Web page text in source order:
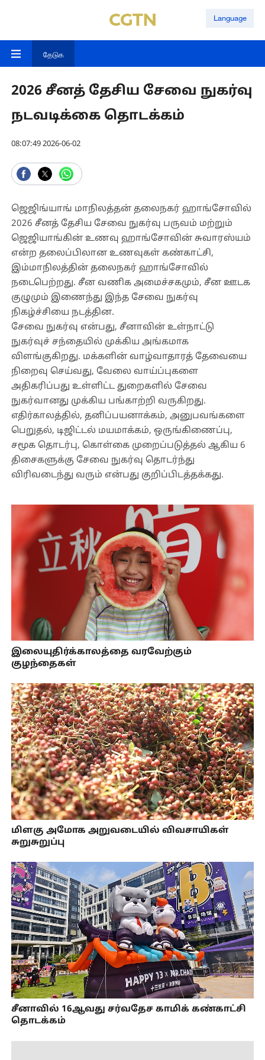
Language
தேடுக
2026 சீனத் தேசிய சேவை நுகர்வு
நடவடிக்கை தொடக்கம்
08:07:49 2026-06-02
ஜெஜிங்யாங் மாநிலத்தன் தலைநகர் ஹாங்சோவில்
2026 சீனத் தேசிய சேவை நுகர்வு பருவம் மற்றும்
ஜெஜியாங்கின் உணவு ஹாங்சோவின் சுவாரஸ்யம்
என்ற தலைப்பிலான உணவுகள் கண்காட்சி,
இம்மாநிலத்தின் தலைநகர் ஹாங்சோவில்
நடைபெற்றது. சீன வணிக அமைச்சகமும், சீன ஊடக
குழுமும் இணைந்து இந்த சேவை நுகர்வு
நிகழ்ச்சியை நடத்தின.
சேவை நுகர்வு என்பது, சீனாவின் உள்நாட்டு
நுகர்வுச் சந்தையில் முக்கிய அங்கமாக
விளங்குகிறது. மக்களின் வாழ்வாதாரத் தேவையை
நிறைவு செய்வது, வேலை வாய்ப்புகளை
அதிகரிப்பது உள்ளிட்ட துறைகளில் சேவை
நுகர்வானது முக்கிய பங்காற்றி வருகிறது.
எதிர்காலத்தில், தனிப்பயனாக்கம், அனுபவங்களை
பெறுதல், டிஜிட்டல் மயமாக்கம், ஒருங்கிணைப்பு,
சமூக தொடர்பு, கொள்கை முறைப்படுத்தல் ஆகிய 6
திசைகளுக்கு சேவை நுகர்வு தொடர்ந்து
விரிவடைந்து வரும் என்பது குறிப்பிடத்தக்கது.
இலையுதிர்க்காலத்தை வரவேற்கும்
குழந்தைகள்
மிளகு அமோக அறுவடையில் விவசாயிகள்
சுறுசுறுப்பு
சீனாவில் 16ஆவது சர்வதேச காமிக் கண்காட்சி
தொடக்கம்